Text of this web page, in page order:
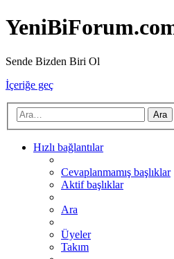
Sende Bizden Biri Ol
İçeriğe geç
Ara
Hızlı bağlantılar
Cevaplanmamış başlıklar
Aktif başlıklar
Ara
Üyeler
Takım